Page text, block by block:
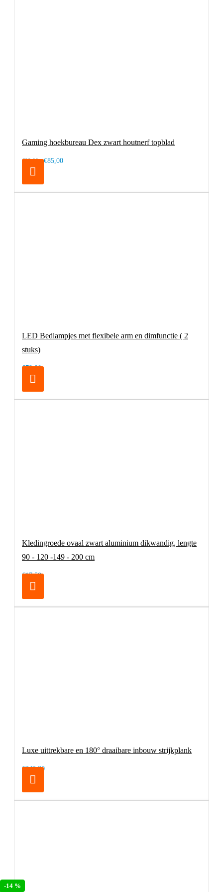
-14 %
Gaming hoekbureau Dex zwart houtnerf topblad
€99,00 €85,00
LED Bedlampjes met flexibele arm en dimfunctie ( 2
stuks)
€79,00
Kledingroede ovaal zwart aluminium dikwandig, lengte
90 - 120 -149 - 200 cm
€17,50
Luxe uittrekbare en 180° draaibare inbouw strijkplank
€249,00